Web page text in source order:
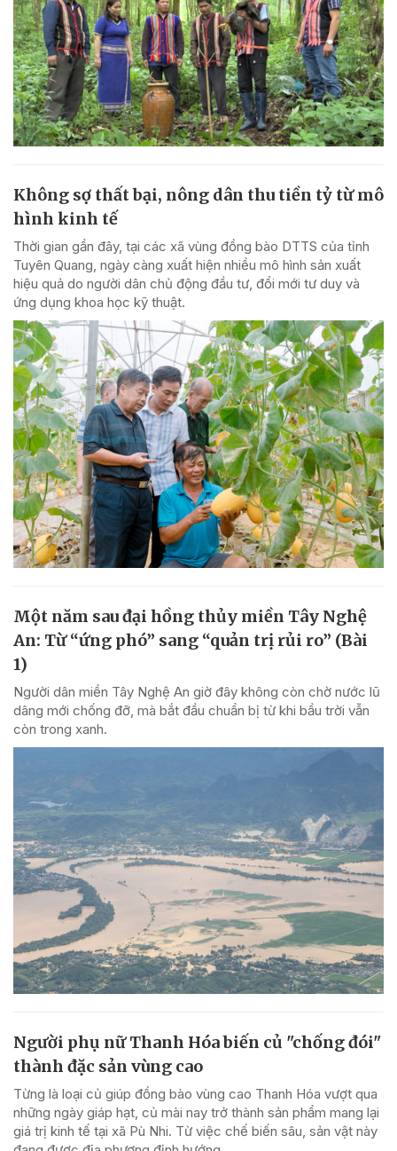
Không sợ thất bại, nông dân thu tiền tỷ từ mô
hình kinh tế
Thời gian gần đây, tại các xã vùng đồng bào DTTS của tỉnh
Tuyên Quang, ngày càng xuất hiện nhiều mô hình sản xuất
hiệu quả do người dân chủ động đầu tư, đổi mới tư duy và
ứng dụng khoa học kỹ thuật.
Một năm sau đại hồng thủy miền Tây Nghệ
An: Từ “ứng phó” sang “quản trị rủi ro” (Bài
1)
Người dân miền Tây Nghệ An giờ đây không còn chờ nước lũ
dâng mới chống đỡ, mà bắt đầu chuẩn bị từ khi bầu trời vẫn
còn trong xanh.
Người phụ nữ Thanh Hóa biến củ "chống đói"
thành đặc sản vùng cao
Từng là loại củ giúp đồng bào vùng cao Thanh Hóa vượt qua
những ngày giáp hạt, củ mài nay trở thành sản phẩm mang lại
giá trị kinh tế tại xã Pù Nhi. Từ việc chế biến sâu, sản vật này